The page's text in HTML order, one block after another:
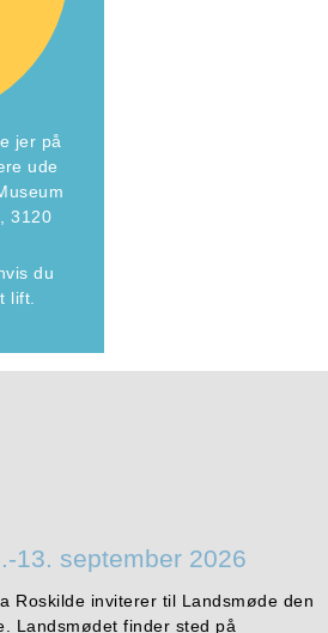
jer på
ude
3120
du
lift.
13. september 2026
Roskilde inviterer til Landsmøde den
Landsmødet finder sted på